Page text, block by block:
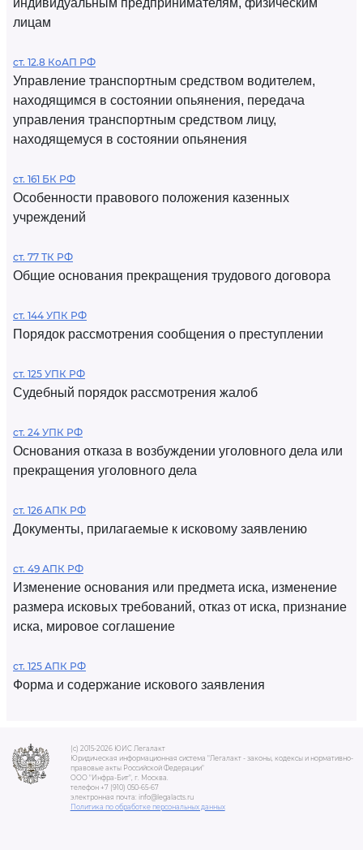
индивидуальным предпринимателям, физическим
лицам
ст. 12.8 КоАП РФ
Управление транспортным средством водителем,
находящимся в состоянии опьянения, передача
управления транспортным средством лицу,
находящемуся в состоянии опьянения
ст. 161 БК РФ
Особенности правового положения казенных
учреждений
ст. 77 ТК РФ
Общие основания прекращения трудового договора
ст. 144 УПК РФ
Порядок рассмотрения сообщения о преступлении
ст. 125 УПК РФ
Судебный порядок рассмотрения жалоб
ст. 24 УПК РФ
Основания отказа в возбуждении уголовного дела или
прекращения уголовного дела
ст. 126 АПК РФ
Документы, прилагаемые к исковому заявлению
ст. 49 АПК РФ
Изменение основания или предмета иска, изменение
размера исковых требований, отказ от иска, признание
иска, мировое соглашение
ст. 125 АПК РФ
Форма и содержание искового заявления
(c) 2015-2026 ЮИС Легалакт
Юридическая информационная система "Легалакт - законы, кодексы и нормативно-
правовые акты Российской Федерации"
ООО "Инфра-Бит", г. Москва.
телефон +7 (910) 050-65-67
электронная почта: info@legalacts.ru
Политика по обработке персональных данных